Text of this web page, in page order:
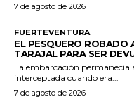
7 de agosto de 2026
FUERTEVENTURA
EL PESQUERO ROBADO
TARAJAL PARA SER
La embarcación permanecía
interceptada cuando era...
7 de agosto de 2026